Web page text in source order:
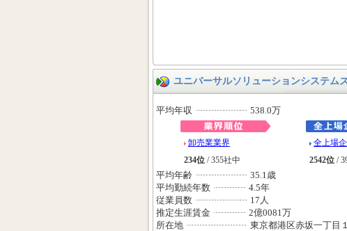
ユニバーサルソリューションシステム
平均年収 538.0万
卸売業業界
234位 / 355社中
全上場
2542位 /
平均年齢
35.1歳
平均勤続年数
4.5年
従業員数
17人
推定生涯賃金
2億0081万
所在地
東京都港区赤坂一丁目